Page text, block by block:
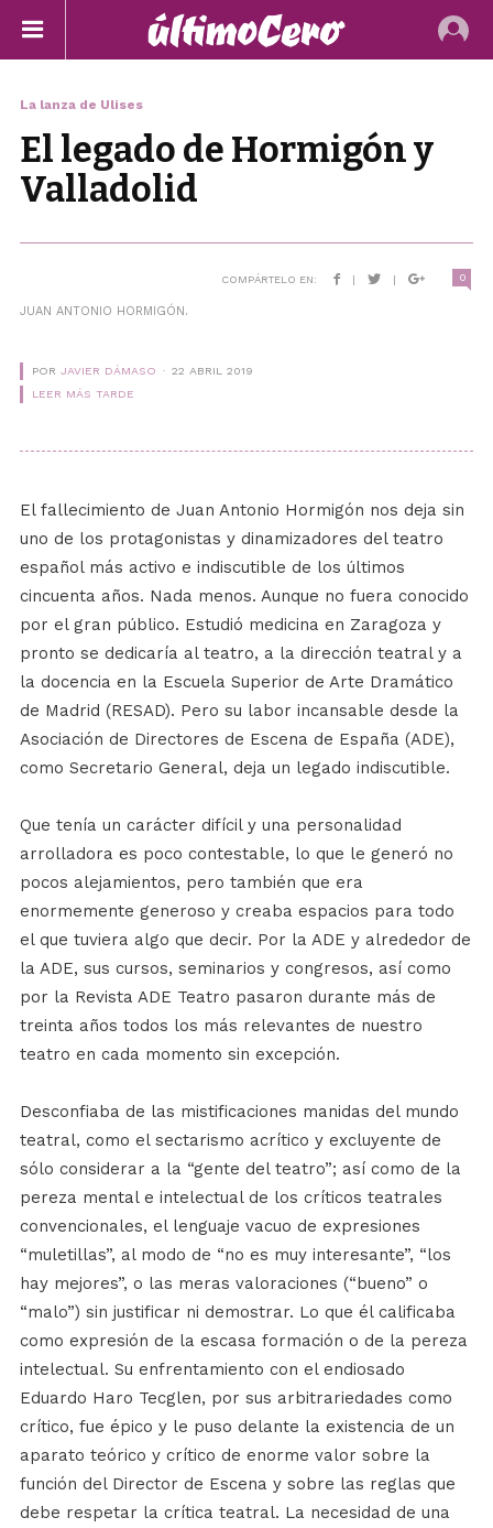
La lanza de Ulises
El legado de Hormigón y
Valladolid
COMPÁRTELO EN: | | 0
JUAN ANTONIO HORMIGÓN.
POR JAVIER DÁMASO
22 ABRIL 2019
LEER MÁS TARDE
El fallecimiento de Juan Antonio Hormigón nos deja sin
uno de los protagonistas y dinamizadores del teatro
español más activo e indiscutible de los últimos
cincuenta años. Nada menos. Aunque no fuera conocido
por el gran público. Estudió medicina en Zaragoza y
pronto se dedicaría al teatro, a la dirección teatral y a
la docencia en la Escuela Superior de Arte Dramático
de Madrid (RESAD). Pero su labor incansable desde la
Asociación de Directores de Escena de España (ADE),
como Secretario General, deja un legado indiscutible.
Que tenía un carácter difícil y una personalidad
arrolladora es poco contestable, lo que le generó no
pocos alejamientos, pero también que era
enormemente generoso y creaba espacios para todo
el que tuviera algo que decir. Por la ADE y alrededor de
la ADE, sus cursos, seminarios y congresos, así como
por la Revista ADE Teatro pasaron durante más de
treinta años todos los más relevantes de nuestro
teatro en cada momento sin excepción.
Desconfiaba de las mistificaciones manidas del mundo
teatral, como el sectarismo acrítico y excluyente de
sólo considerar a la “gente del teatro”; así como de la
pereza mental e intelectual de los críticos teatrales
convencionales, el lenguaje vacuo de expresiones
“muletillas”, al modo de “no es muy interesante”, “los
hay mejores”, o las meras valoraciones (“bueno” o
“malo”) sin justificar ni demostrar. Lo que él calificaba
como expresión de la escasa formación o de la pereza
intelectual. Su enfrentamiento con el endiosado
Eduardo Haro Tecglen, por sus arbitrariedades como
crítico, fue épico y le puso delante la existencia de un
aparato teórico y crítico de enorme valor sobre la
función del Director de Escena y sobre las reglas que
debe respetar la crítica teatral. La necesidad de una